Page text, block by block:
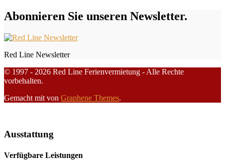
Abonnieren Sie unseren Newsletter.
Red Line Newsletter
© 1997 - 2026 Red Line Ferienvermietung - Alle Rechte
vorbehalten.
Gemacht mit von Graphene Themes.
Ausstattung
Verfügbare Leistungen